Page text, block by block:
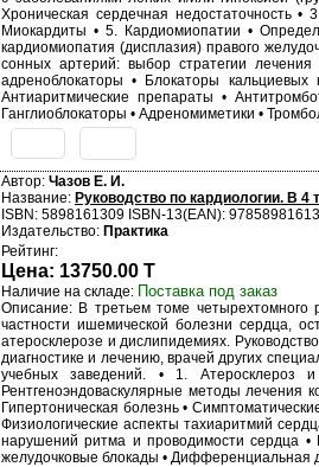
Хроническая сердечная недостаточность
Миокардиты • 5. Кардиомиопатии •
кардиомиопатия (дисплазия) правого
сонных артерий: выбор стратегии
адреноблокаторы • Блокаторы
Антиаритмические препараты •
Ганглиоблокаторы • Адреномиметики •
Автор: Чазов Е. И.
Название: Руководство по кардиологии. В
ISBN: 5898161309 ISBN-13(EAN):
Издательство: Практика
Рейтинг:
Цена: 13750.00 T
Наличие на складе: Поставка под заказ
Описание: В третьем томе четырехтомного
частности ишемической болезни сердца,
атеросклерозе и дислипидемиях.
диагностике и лечению, врачей других
учебных заведений. • 1. Атеросклероз
Рентгеноэндоваскулярные методы лечения
Гипертоническая болезнь •
Физиологические аспекты тахиаритмий
нарушений ритма и проводимости сердца
желудочковые блокады • Дифференциальная